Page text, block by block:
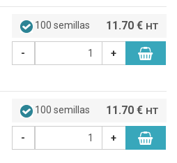
100 semillas 11.70 € HT
- +
100 semillas 11.70 € HT
- +